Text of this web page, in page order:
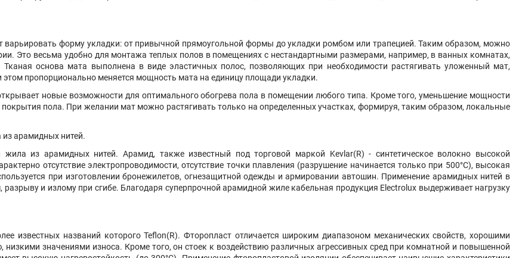
варьировать форму укладки: от привычной прямоугольной формы до укладки ромбом или трапецией. Таким образом, можно
Это весьма удобно для монтажа теплых полов в помещениях с нестандартными размерами, например, в ванных комнатах,
Тканая основа мата выполнена в виде эластичных полос, позволяющих при необходимости растягивать уложенный мат,
пропорционально меняется мощность мата на единицу площади укладки.
новые возможности для оптимального обогрева пола в помещении любого типа. Кроме того, уменьшение мощности
пола. При желании мат можно растягивать только на определенных участках, формируя, таким образом, локальные
из арамидных нитей.
жила из арамидных нитей. Арамид, также известный под торговой маркой Kevlar(R) - синтетическое волокно высокой
отсутствие электропроводимости, отсутствие точки плавления (разрушение начинается только при 500°С), высокая
при изготовлении бронежилетов, огнезащитной одежды и армировании автошин. Применение арамидных нитей в
и излому при сгибе. Благодаря суперпрочной арамидной жиле кабельная продукция Electrolux выдерживает нагрузку
известных названий которого Teflon(R). Фторопласт отличается широким диапазоном механических свойств, хорошими
значениями износа. Кроме того, он стоек к воздействию различных агрессивных сред при комнатной и повышенной